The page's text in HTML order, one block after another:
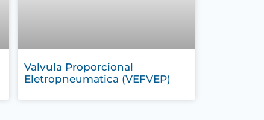
Valvula Proporcional
Eletropneumatica (VEFVEP)